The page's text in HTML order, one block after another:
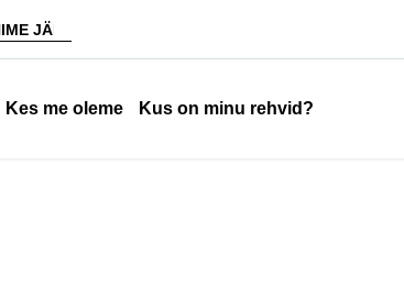
Kes me oleme Kus on minu rehvid?